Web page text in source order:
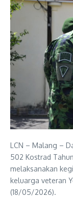
LCN – Malang –
502 Kostrad
melaksanakan
keluarga veteran
(18/05/2026).